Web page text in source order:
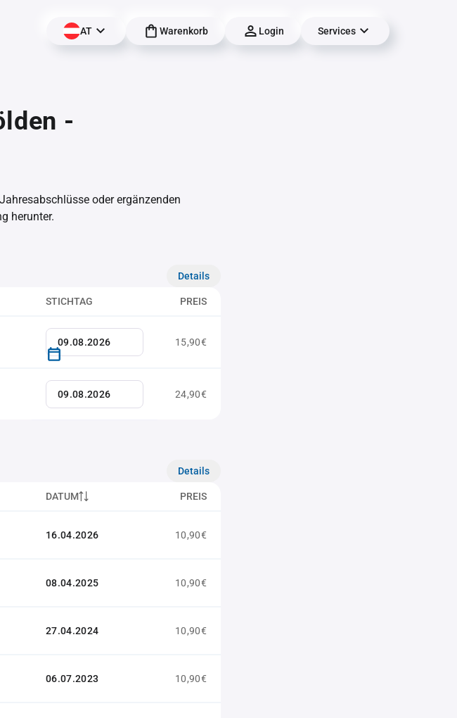
AT Warenkorb Login Services
-
oder ergänzenden
herunter.
Details
STICHTAG PREIS
15,90€
24,90€
Details
DATUM PREIS
16.04.2026 10,90€
08.04.2025 10,90€
27.04.2024 10,90€
06.07.2023 10,90€